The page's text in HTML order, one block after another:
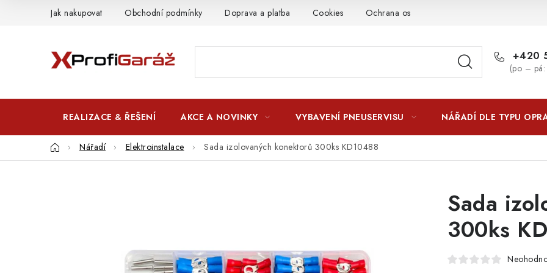
Jak nakupovat Obchodní podmínky Doprava a platba Cookies Ochrana osobních údajú
+420
(po –
REALIZACE & ŘEŠENÍ AKCE A NOVINKY VYBAVENÍ PNEUSERVISU NÁŘADÍ DLE TYPU
DomůNářadí Elektroinstalace Sada izolovaných konektorů 300ks KD10488
Sada
300ks